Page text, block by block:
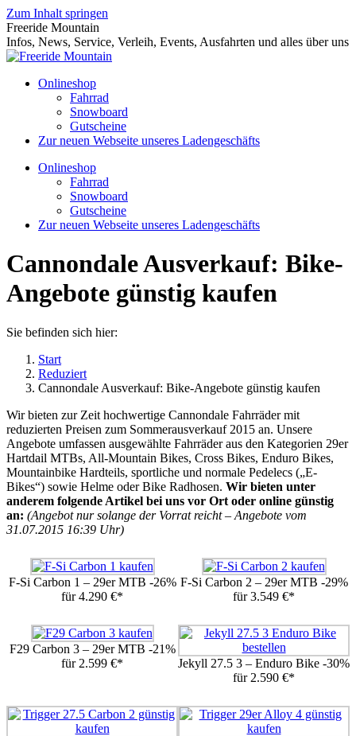
Zum Inhalt springen
Freeride Mountain
Infos, News, Service, Verleih, Events, Ausfahrten und alles über uns
Onlineshop
Fahrrad
Snowboard
Gutscheine
Zur neuen Webseite unseres Ladengeschäfts
Onlineshop
Fahrrad
Snowboard
Gutscheine
Zur neuen Webseite unseres Ladengeschäfts
Cannondale Ausverkauf: Bike-
Angebote günstig kaufen
Sie befinden sich hier:
Start
Reduziert
Cannondale Ausverkauf: Bike-Angebote günstig kaufen
Wir bieten zur Zeit hochwertige Cannondale Fahrräder mit
reduzierten Preisen zum Sommerausverkauf 2015 an. Unsere
Angebote umfassen ausgewählte Fahrräder aus den Kategorien 29er
Hartdail MTBs, All-Mountain Bikes, Cross Bikes, Enduro Bikes,
Mountainbike Hardteils, sportliche und normale Pedelecs („E-
Bikes“) sowie Helme oder Bike Radhosen. Wir bieten unter
anderem folgende Artikel bei uns vor Ort oder online günstig
an: (Angebot nur solange der Vorrat reicht – Angebote vom
31.07.2015 16:39 Uhr)
F-Si Carbon 1 – 29er MTB -26%
für 4.290 €*
F-Si Carbon 2 – 29er MTB -29%
für 3.549 €*
F29 Carbon 3 – 29er MTB -21%
für 2.599 €*
Jekyll 27.5 3 – Enduro Bike -30%
für 2.590 €*